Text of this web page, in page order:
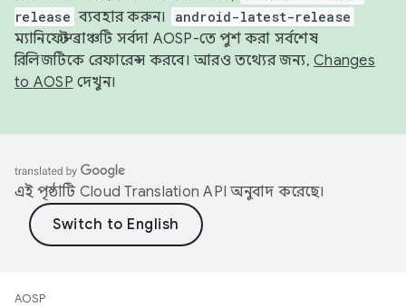
release ব্যবহার করুন। android-latest-release
ম্যানিফেস্ট ব্রাঞ্চটি সর্বদা AOSP-তে পুশ করা সর্বশেষ
রিলিজটিকে রেফারেন্স করবে। আরও তথ্যের জন্য, Changes
to AOSP দেখুন।
এই পৃষ্ঠাটি Cloud Translation API অনুবাদ করেছে।
AOSP